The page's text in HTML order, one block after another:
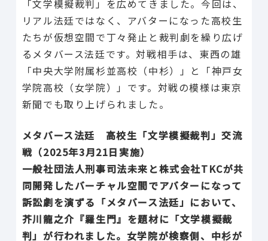
「文学模擬裁判」を広めてきました。今回は、
リアル法廷ではなく、アバターになった高校生
たちが仮想空間で丁々発止と裁判劇を繰り広げ
るメタバース法廷です。対戦相手は、東西の雄
「中央大学附属杉並高校（中杉）」と「神戸女
学院高校（女学院）」です。対戦の模様は東京
新聞でも取り上げられました。
メタバース法廷 高校生「文学模擬裁判」交流
戦（2025年3月21日実施）
一般社団法人刑事司法未来と株式会社TKCが共
同開発したバーチャル空間でアバターになって
訴訟劇を演ずる「メタバース法廷」において、
芥川龍之介『羅生門』を題材に「文学模擬裁
判」が行われました。女学院が検察側、中杉が